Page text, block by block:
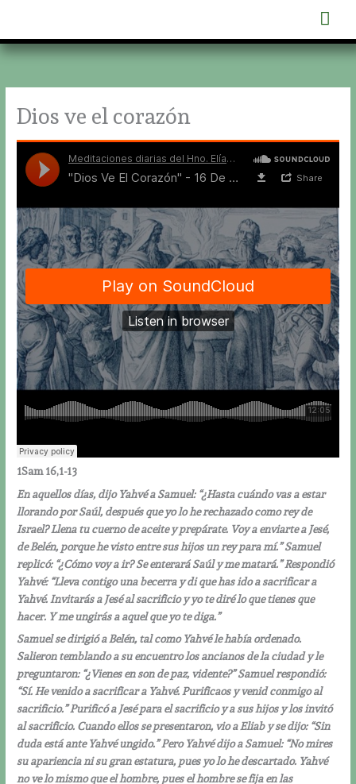
contenido
Dios ve el corazón
1Sam 16,1-13
En aquellos días, dijo Yahvé a Samuel: “¿Hasta cuándo vas a estar
llorando por Saúl, después que yo lo he rechazado como rey de
Israel? Llena tu cuerno de aceite y prepárate. Voy a enviarte a Jesé,
de Belén, porque he visto entre sus hijos un rey para mí.” Samuel
replicó: “¿Cómo voy a ir? Se enterará Saúl y me matará.” Respondió
Yahvé: “Lleva contigo una becerra y di que has ido a sacrificar a
Yahvé. Invitarás a Jesé al sacrificio y yo te diré lo que tienes que
hacer. Y me ungirás a aquel que yo te diga.”
Samuel se dirigió a Belén, tal como Yahvé le había ordenado.
Salieron temblando a su encuentro los ancianos de la ciudad y le
preguntaron: “¿Vienes en son de paz, vidente?” Samuel respondió:
“Sí. He venido a sacrificar a Yahvé. Purificaos y venid conmigo al
sacrificio.” Purificó a Jesé para el sacrificio y a sus hijos y los invitó
al sacrificio. Cuando ellos se presentaron, vio a Eliab y se dijo: “Sin
duda está ante Yahvé ungido.” Pero Yahvé dijo a Samuel: “No mires
su apariencia ni su gran estatura, pues yo lo he descartado. Yahvé
no ve lo mismo que el hombre, pues el hombre se fija en las